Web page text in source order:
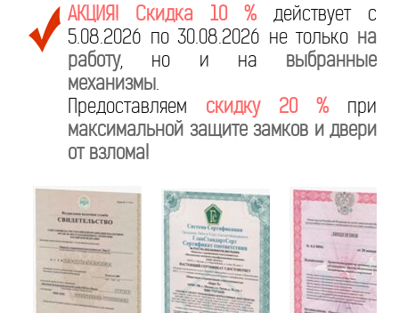
АКЦИЯ! Скидка 10 % действует с
5.08.2026 по 30.08.2026 не только на
работу, но и на выбранные
механизмы.
Предоставляем скидку 20 % при
максимальной защите замков и двери
от взлома!